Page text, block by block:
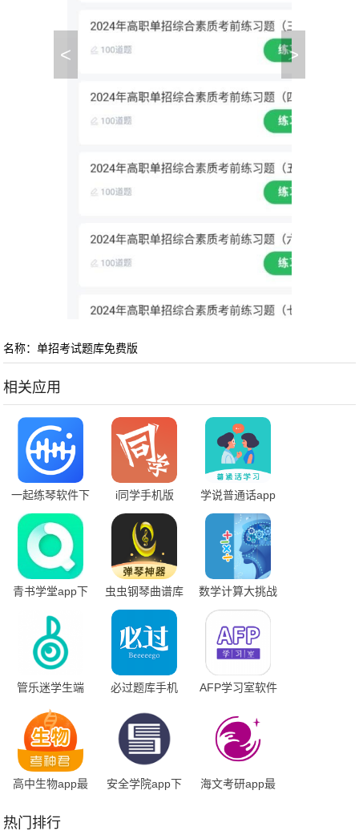
< >
名称：单招考试题库免费版
相关应用
一起练琴软件下
载
i同学手机版
学说普通话app
免费下载
青书学堂app下
虫虫钢琴曲谱库
数学计算大挑战
软件下载手机版
管乐迷学生端
必过题库手机
AFP学习室软件
高中生物app最
安全学院app下
海文考研app最
热门排行